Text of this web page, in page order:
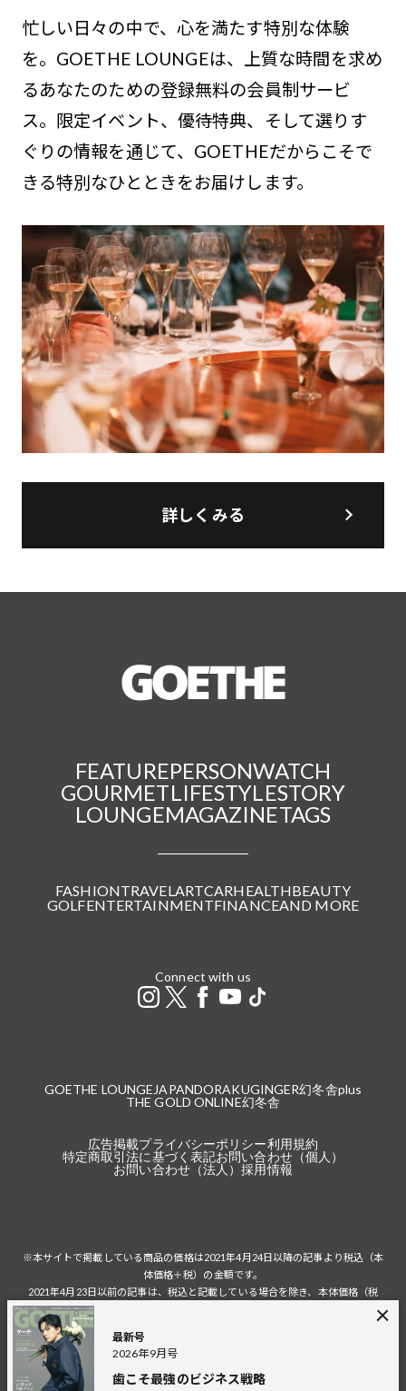
忙しい日々の中で、心を満たす特別な体験
を。GOETHE LOUNGEは、上質な時間を求め
るあなたのための登録無料の会員制サービ
ス。限定イベント、優待特典、そして選りす
ぐりの情報を通じて、GOETHEだからこそで
きる特別なひとときをお届けします。
詳しくみる
最新号
2026年9月号
歯こそ最強のビジネス戦略
FEATUREPERSONWATCH
GOURMETLIFESTYLESTORY
LOUNGEMAGAZINETAGS
FASHIONTRAVEL ARTCARHEALTHBEAUTY
GOLFENTERTAINMENTFINANCEAND MORE
Connect with us
GOETHE LOUNGE JAPANDORAKUGINGER幻冬舎plus
THE GOLD ONLINE幻冬舎
広告掲載プライバシーポリシー利用規約
特定商取引法に基づく表記お問い合わせ（個人）
お問い合わせ（法人）採用情報
※本サイトで掲載している商品の価格は2021年4月24日以降の記事より税込（本
体価格＋税）の金額です。
2021年4月23日以前の記事は、税込と記載している場合を除き、本体価格（税
税込の場合の税額は掲載当時の税率に準じます。